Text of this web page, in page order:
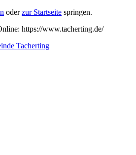
oderzur Startseite springen.
https://www.tacherting.de/